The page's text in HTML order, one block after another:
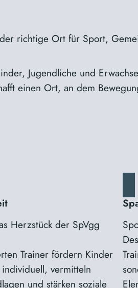
richtige Ort für Sport,
Jugendliche und
einen Ort, an dem
Herzstück der SpVgg
Trainer fördern Kinder
vermitteln
und stärken soziale